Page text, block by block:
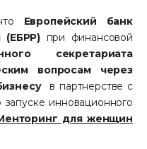
Европейский банк
(ЕБРР) при финансовой
секретариата
вопросам через
в партнерстве с
инновационного
для женщин